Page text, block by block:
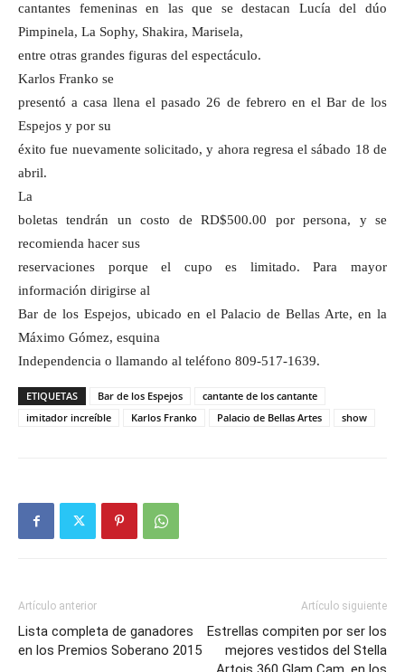
cantantes femeninas en las que se destacan Lucía del dúo
Pimpinela, La Sophy, Shakira, Marisela,
entre otras grandes figuras del espectáculo.
Karlos Franko se
presentó a casa llena el pasado 26 de febrero en el Bar de los
Espejos y por su
éxito fue nuevamente solicitado, y ahora regresa el sábado 18 de
abril.
La
boletas tendrán un costo de RD$500.00 por persona, y se
recomienda hacer sus
reservaciones porque el cupo es limitado. Para mayor
información dirigirse al
Bar de los Espejos, ubicado en el Palacio de Bellas Arte, en la
Máximo Gómez, esquina
Independencia o llamando al teléfono 809-517-1639.
ETIQUETAS Bar de los Espejos
cantante de los cantante
imitador increíble
Karlos Franko Palacio de Bellas Artes show
Artículo anterior
Lista completa de ganadores
en los Premios Soberano 2015
Artículo siguiente
Estrellas compiten por ser los
mejores vestidos del Stella